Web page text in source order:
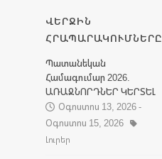
ՎԵՐՋԻՆ
ՀՐԱՊԱՐԱԿՈՒՄՆԵՐԸ
Պատանեկան
Համագումար 2026.
ԱՌԱՋՆՈՐԴՆԵՐ ԿԵՐՏԵԼ
Օգոստոս 13, 2026 -
Օգոստոս 15, 2026
Լուրեր